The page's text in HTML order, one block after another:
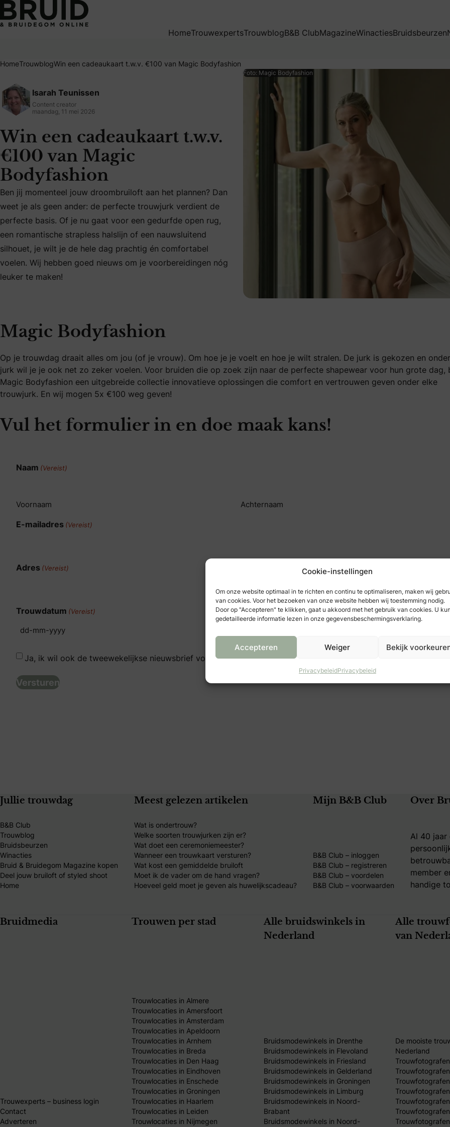
Cookie-instellingen
Om onze website optimaal in te richten en continu te optimaliseren, maken wij
van cookies. Voor het bezoeken van onze website hebben wij toestemming nodig.
Door op "Accepteren" te klikken, gaat u akkoord met het gebruik van cookies. U
gedetailleerde informatie lezen in onze gegevensbeschermingsverklaring.
Accepteren Weiger Bekijk
PrivacybeleidPrivacybeleid
Win een cadeaukaart t.w.v. €100 van Magic Bodyfashion
HomeTrouwexpertsTrouwblogB&B ClubMagazineWinactiesBruidsbeurzen
HomeTrouwblogWin een cadeaukaart t.w.v. €100 van Magic Bodyfashion
Isarah Teunissen
Content creator
maandag, 11 mei 2026
Win een cadeaukaart t.w.v.
€100 van Magic
Bodyfashion
Ben jij momenteel jouw droombruiloft aan het plannen? Dan weet je als geen ander: de perfecte trouwjurk verdient
Ben jij momenteel jouw droombruiloft aan het plannen? Dan
weet je als geen ander: de perfecte trouwjurk verdient de
perfecte basis. Of je nu gaat voor een gedurfde open rug,
een romantische strapless halslijn of een nauwsluitend
silhouet, je wilt je de hele dag prachtig én comfortabel
voelen. Wij hebben goed nieuws om je voorbereidingen nóg
leuker te maken!
Foto: Magic Bodyfashion
Magic Bodyfashion
Op je trouwdag draait alles om jou (of je vrouw). Om hoe je je voelt en hoe je wilt stralen. De jurk is gekozen en
jurk wil je je ook net zo zeker voelen. Voor bruiden die op zoek zijn naar de perfecte shapewear voor hun grote dag,
Magic Bodyfashion een uitgebreide collectie innovatieve oplossingen die comfort en vertrouwen geven onder elke
trouwjurk. En wij mogen 5x €100 weg geven!
Vul het formulier in en doe maak kans!
Naam (Vereist)
Voornaam Achternaam
E-mailadres (Vereist)
Adres (Vereist)
Trouwdatum (Vereist)
Ja, ik wil ook de tweewekelijkse nieuwsbrief vol inspiratie en tips ontvangen!
Jullie trouwdag
B&B Club
Trouwblog
Bruidsbeurzen
Winacties
Bruid & Bruidegom Magazine kopen
Deel jouw bruiloft of styled shoot
Home
Meest gelezen artikelen
Wat is ondertrouw?
Welke soorten trouwjurken zijn er?
Wat doet een ceremoniemeester?
Wanneer een trouwkaart versturen?
Wat kost een gemiddelde bruiloft
Moet ik de vader om de hand vragen?
Hoeveel geld moet je geven als huwelijkscadeau?
Mijn B&B Club
B&B Club – inloggen
B&B Club – registreren
B&B Club – voordelen
B&B Club – voorwaarden
Over
Al 40 jaar
member
handige
Bruidmedia
Trouwexperts – business login
Contact
Adverteren
Trouwen per stad
Trouwlocaties in Almere
Trouwlocaties in Amersfoort
Trouwlocaties in Amsterdam
Trouwlocaties in Apeldoorn
Trouwlocaties in Arnhem
Trouwlocaties in Breda
Trouwlocaties in Den Haag
Trouwlocaties in Eindhoven
Trouwlocaties in Enschede
Trouwlocaties in Groningen
Trouwlocaties in Haarlem
Trouwlocaties in Leiden
Trouwlocaties in Nijmegen
Alle bruidswinkels in
Nederland
Bruidsmodewinkels in Drenthe
Bruidsmodewinkels in Flevoland
Bruidsmodewinkels in Friesland
Bruidsmodewinkels in Gelderland
Bruidsmodewinkels in Groningen
Bruidsmodewinkels in Limburg
Bruidsmodewinkels in Noord-
Brabant
Bruidsmodewinkels in Noord-
Alle
van
De mooiste
Nederland